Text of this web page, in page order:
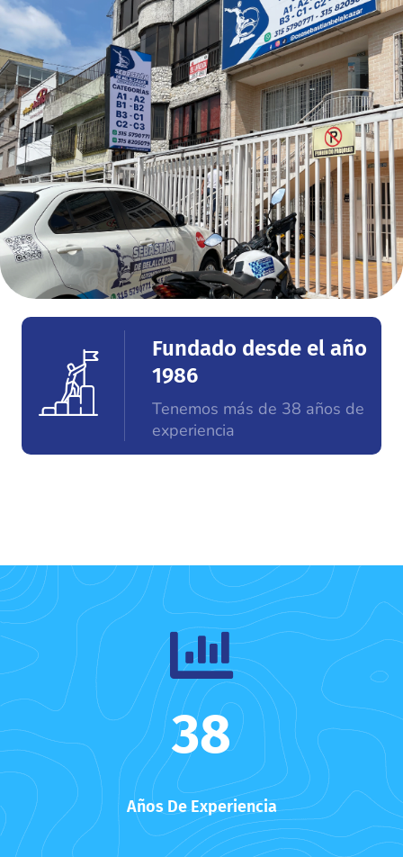
Fundado desde el año
1986
Tenemos más de 38 años de
experiencia
38
Años De Experiencia